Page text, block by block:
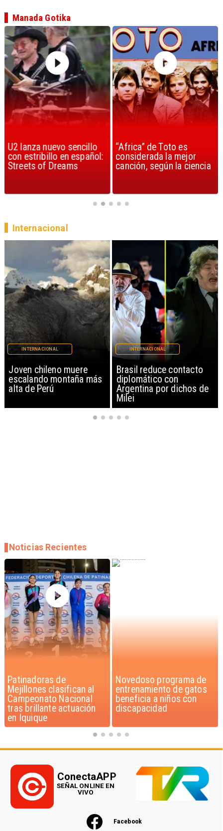
U2 lanza nuevo sencillo
con estribillo en español:
Streets of Dreams
“Africa” de Toto es
considerada la mejor
canción, según la ciencia
Manada Gotika
Brasil reduce contacto
diplomático con
Argentina por dichos de
INTERNACIONAL
China restringe
exportación de drones a
EEUU y sanciona
empresas
INTERNACIONAL
Internacional
Novedoso programa de
entrenamiento de gatos
beneficia a niños con
discapacidad
Alarmante hábito en
jóvenes de 13 a 15 años
según encuesta del
Minsal
Noticias Recientes
Facebook
ConectaAPP
SEÑAL ONLINE EN
VIVO